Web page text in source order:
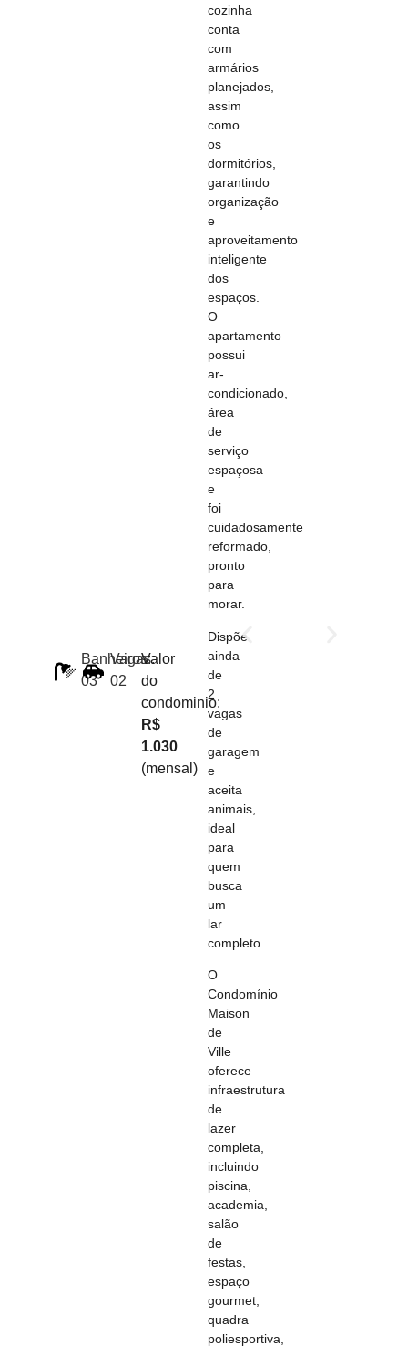
Banheiros:
03
Vagas:
02
Valor
do
condominio:
R$
1.030
(mensal)
cozinha
conta
com
armários
planejados,
assim
como
os
dormitórios,
garantindo
organização
e
aproveitamento
inteligente
dos
espaços.
O
apartamento
possui
ar-
condicionado,
área
de
serviço
espaçosa
e
foi
cuidadosamente
reformado,
pronto
para
morar.
Dispõe
ainda
de
2
vagas
de
garagem
e
aceita
animais,
ideal
para
quem
busca
um
lar
completo.
O
Condomínio
Maison
de
Ville
oferece
infraestrutura
de
lazer
completa,
incluindo
piscina,
academia,
salão
de
festas,
espaço
gourmet,
quadra
poliesportiva,